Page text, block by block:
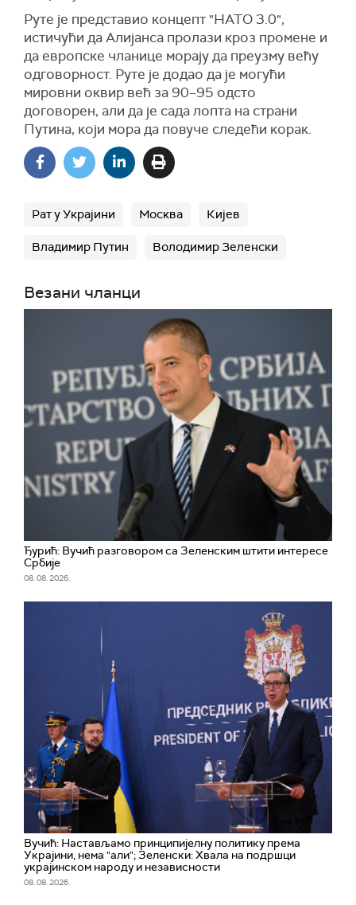
Руте је представио концепт "НАТО 3.0",
истичући да Алијанса пролази кроз промене и
да европске чланице морају да преузму већу
одговорност. Руте је додао да је могући
мировни оквир већ за 90–95 одсто
договорен, али да је сада лопта на страни
Путина, који мора да повуче следећи корак.
Рат у Украјини Москва Кијев
Владимир Путин Володимир Зеленски
Везани чланци
Ђурић: Вучић разговором са Зеленским штити интересе
Србије
08. 08. 2026.
Вучић: Настављамо принципијелну политику према
Украјини, нема "али"; Зеленски: Хвала на подршци
украјинском народу и независности
08. 08. 2026.